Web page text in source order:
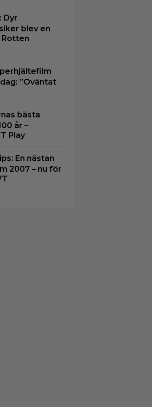
Dyr
blev en
Rotten
”Oväntat
bästa
år –
Play
En nästan
2007 – nu för